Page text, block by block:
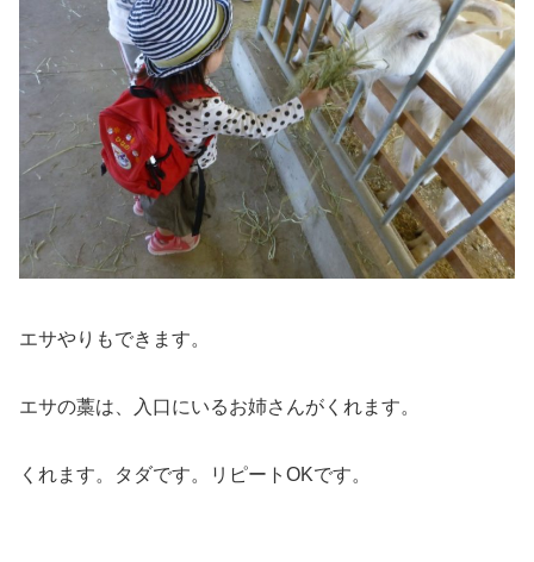
エサやりもできます。
エサの藁は、入口にいるお姉さんがくれます。
くれます。タダです。リピートOKです。